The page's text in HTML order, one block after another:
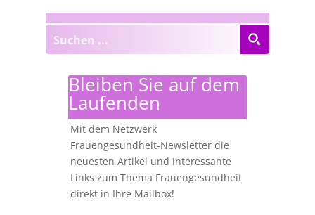
Bleiben Sie auf dem
Laufenden
Mit dem Netzwerk
Frauengesundheit-Newsletter die
neuesten Artikel und interessante
Links zum Thema Frauengesundheit
direkt in Ihre Mailbox!